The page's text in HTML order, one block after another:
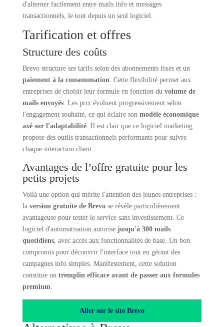
d'alterner facilement entre mails info et messages
transactionnels, le tout depuis un seul logiciel.
Tarification et offres
Structure des coûts
Brevo structure ses tarifs selon des abonnements fixes et un
paiement à la consommation. Cette flexibilité permet aux
entreprises de choisir leur formule en fonction du volume de
mails envoyés. Les prix évoluent progressivement selon
l'engagement souhaité, ce qui éclaire son modèle économique
axé sur l'adaptabilité. Il est clair que ce logiciel marketing
propose des outils transactionnels performants pour suivre
chaque interaction client.
Avantages de l’offre gratuite pour les
petits projets
Voilà une option qui mérite l'attention des jeunes entreprises :
la version gratuite de Brevose révèle particulièrement
avantageuse pour tester le service sans investissement. Ce
logiciel d'automatisation autorise jusqu'à 300 mails
quotidiens, avec accès aux fonctionnalités de base. Un bon
compromis pour découvrir l'interface tout en gérant des
campagnes info simples. Manifestement, cette solution
constitue un tremplin efficace avant de passer aux formules
premium.
Aller sur le site Brevo